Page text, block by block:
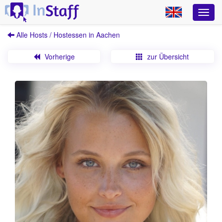
Alle Hosts / Hostessen in Aachen
Vorherige zur Übersicht